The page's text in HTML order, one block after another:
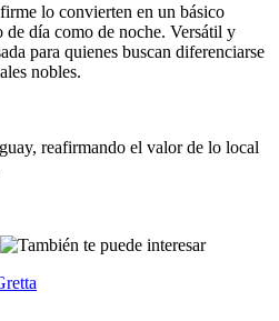
lo convierten en un básico
día como de noche. Versátil y
para quienes buscan diferenciarse
nobles.
reafirmando el valor de lo local